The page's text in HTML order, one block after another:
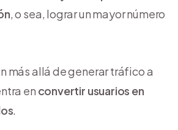
, o sea, lograr un mayor número
más allá de generar tráfico a
en convertir usuarios en
.